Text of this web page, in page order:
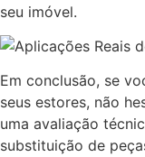
seu imóvel.
Em conclusão, se
seus estores, não
uma avaliação
substituição de